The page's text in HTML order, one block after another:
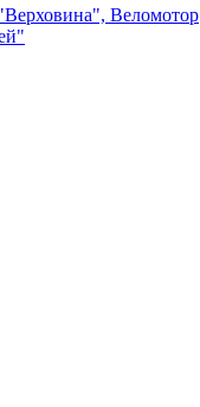
Веломотор